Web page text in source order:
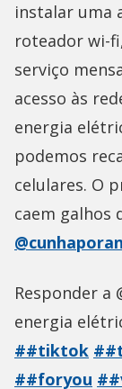
instalar uma
roteador wi-
serviço
acesso às
energia
podemos
celulares. O
caem galhos
Responder a
energia
##tiktok
##foryou